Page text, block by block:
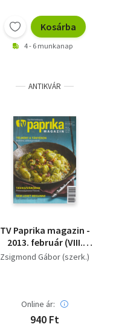
Kosárba
4 - 6 munkanap
ANTIKVÁR
TV Paprika magazin -
2013. február (VIII.
évfolyam 2. szám)
Zsigmond Gábor (szerk.)
Online ár:
940 Ft